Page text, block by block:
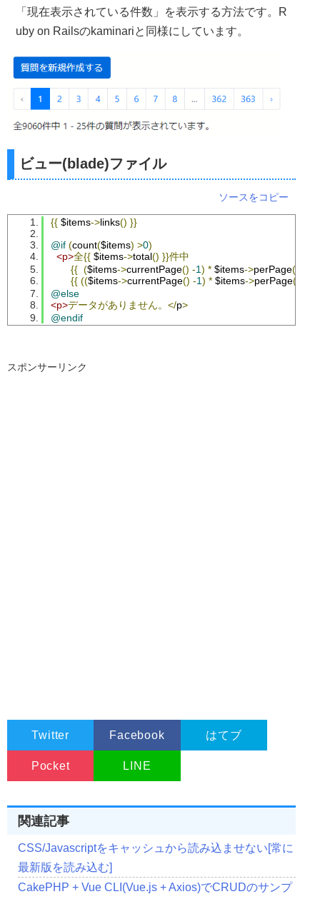
「現在表示されている件数」を表示する方法です。R
uby on Railsのkaminariと同様にしています。
ビュー(blade)ファイル
ソースをコピー
{{ $items->links() }}
@if (count($items) >0)
<p>全{{ $items->total() }}件中
{{ ($items->currentPage() -1) * $items->perPage()
{{ (($items->currentPage() -1) * $items->perPage()
@else
<p>データがありません。</p>
@endif
スポンサーリンク
Twitter Facebook はてブ
Pocket LINE
関連記事
CSS/Javascriptをキャッシュから読み込ませない[常に
最新版を読み込む]
CakePHP + Vue CLI(Vue.js + Axios)でCRUDのサンプ